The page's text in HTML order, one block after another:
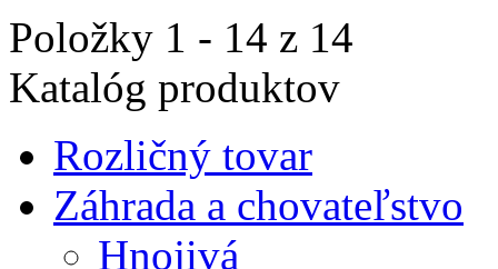
Položky 1 - 14 z 14
Katalóg produktov
Rozličný tovar
Záhrada a chovateľstvo
Hnojivá